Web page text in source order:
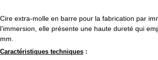
Cire extra-molle en barre pour la fabrication par
l’immersion, elle présente une haute dureté qui
mm.
Caractéristiques techniques :